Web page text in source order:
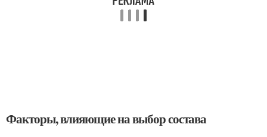
Факторы, влияющие на выбор состава